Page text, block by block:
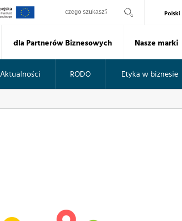
Polski
dla Partnerów Biznesowych Nasze marki
Aktualności RODO Etyka w biznesie